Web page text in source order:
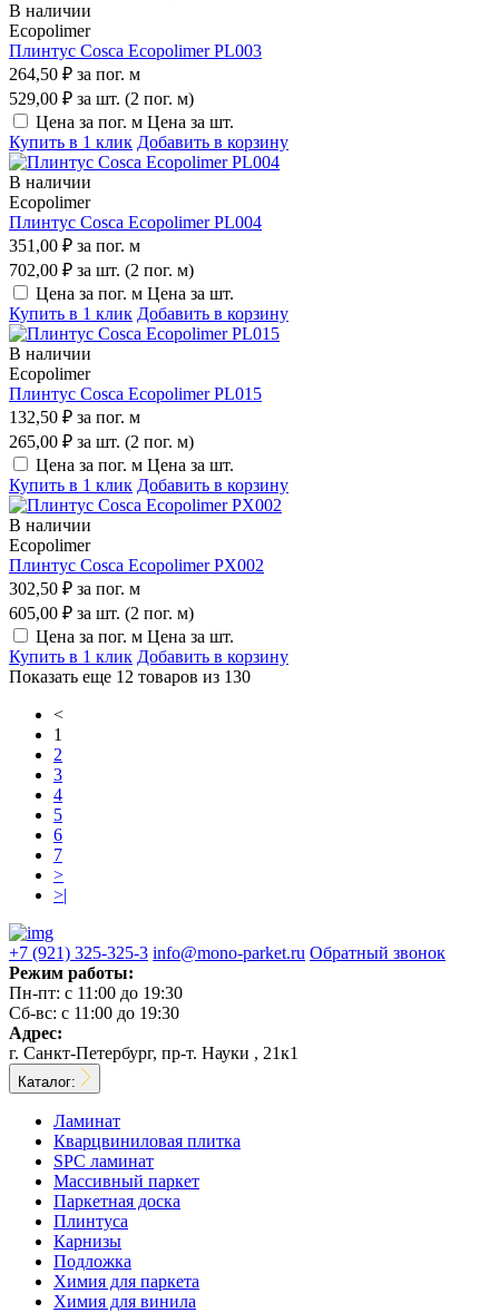
В наличии
Ecopolimer
Плинтус Cosca Ecopolimer PL003
264,50 ₽ за пог. м
529,00 ₽ за шт. (2 пог. м)
Цена за пог. м Цена за шт.
Купить в 1 клик Добавить в корзину
В наличии
Ecopolimer
Плинтус Cosca Ecopolimer PL004
351,00 ₽ за пог. м
702,00 ₽ за шт. (2 пог. м)
Цена за пог. м Цена за шт.
Купить в 1 клик Добавить в корзину
В наличии
Ecopolimer
Плинтус Cosca Ecopolimer PL015
132,50 ₽ за пог. м
265,00 ₽ за шт. (2 пог. м)
Цена за пог. м Цена за шт.
Купить в 1 клик Добавить в корзину
В наличии
Ecopolimer
Плинтус Cosca Ecopolimer PX002
302,50 ₽ за пог. м
605,00 ₽ за шт. (2 пог. м)
Цена за пог. м Цена за шт.
Купить в 1 клик Добавить в корзину
Показать еще 12 товаров из 130
<
1
2
3
4
5
6
7
>
>|
+7 (921) 325-325-3 info@mono-parket.ru Обратный звонок
Режим работы:
Пн-пт: с 11:00 до 19:30
Сб-вс: с 11:00 до 19:30
Адрес:
г. Санкт-Петербург, пр-т. Науки , 21к1
Каталог:
Ламинат
Кварцвиниловая плитка
SPC ламинат
Массивный паркет
Паркетная доска
Плинтуса
Карнизы
Подложка
Химия для паркета
Химия для винила